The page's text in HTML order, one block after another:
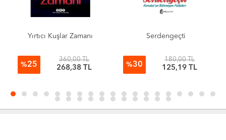
Yırtıcı Kuşlar Zamanı
%25
360,00 TL
268,38 TL
Serdengeçti
%30
180,00 TL
125,19 TL